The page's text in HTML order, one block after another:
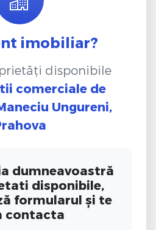
imobiliar?
disponibile
comerciale de
Ungureni,
dumneavoastră
disponibile,
formularul și te
contacta